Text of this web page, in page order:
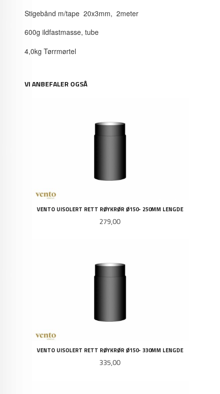
Stigebånd m/tape 20x3mm, 2meter
600g ildfastmasse, tube
4,0kg Tørrmørtel
VI ANBEFALER OGSÅ
VENTO UISOLERT RETT RØYKRØR Ø150- 250MM LENGDE
Pris
279,00
VENTO UISOLERT RETT RØYKRØR Ø150- 330MM LENGDE
Pris
335,00